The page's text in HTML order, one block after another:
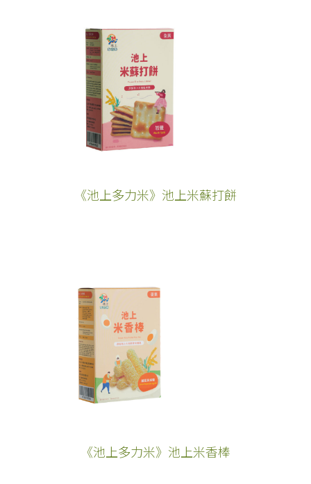
《池上多力米》池上米蘇打餅
《池上多力米》池上米香棒